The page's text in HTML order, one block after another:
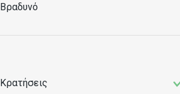
Βραδυνό
Κρατήσεις